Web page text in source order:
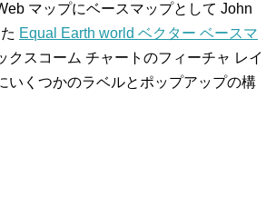
マップにベースマップとして John
Equal Earth world ベクター ベースマ
クスコーム チャートのフィーチャ レイ
いくつかのラベルとポップアップの構